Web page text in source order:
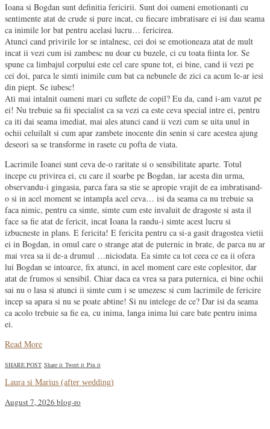
Ioana si Bogdan sunt definitia fericirii. Sunt doi oameni emotionanti cu
sentimente atat de crude si pure incat, cu fiecare imbratisare ei isi dau seama
ca inimile lor bat pentru acelasi lucru… fericirea.
Atunci cand privirile lor se intalnesc, cei doi se emotioneaza atat de mult
incat ii vezi cum isi zambesc nu doar cu buzele, ci cu toata fiinta lor. Se
spune ca limbajul corpului este cel care spune tot, ei bine, cand ii vezi pe
cei doi, parca le simti inimile cum bat ca nebunele de zici ca acum le-ar iesi
din piept. Se iubesc!
Ati mai intalnit oameni mari cu suflete de copil? Eu da, cand i-am vazut pe
ei! Nu trebuie sa fii specialist ca sa vezi ca este ceva special intre ei, pentru
ca iti dai seama imediat, mai ales atunci cand ii vezi cum se uita unul in
ochii celuilalt si cum apar zambete inocente din senin si care acestea ajung
deseori sa se transforme in rasete cu pofta de viata.
Lacrimile Ioanei sunt ceva de-o raritate si o sensibilitate aparte. Totul
incepe cu privirea ei, cu care il soarbe pe Bogdan, iar acesta din urma,
observandu-i gingasia, parca fara sa stie se apropie vrajit de ea imbratisand-
o si in acel moment se intampla acel ceva… isi da seama ca nu trebuie sa
faca nimic, pentru ca simte, simte cum este invaluit de dragoste si asta il
face sa fie atat de fericit, incat Ioana la randu-i simte acest lucru si
izbucneste in plans. E fericita! E fericita pentru ca si-a gasit dragostea vietii
ei in Bogdan, in omul care o strange atat de puternic in brate, de parca nu ar
mai vrea sa ii de-a drumul …niciodata. Ea simte ca tot ceea ce ea ii ofera
lui Bogdan se intoarce, fix atunci, in acel moment care este coplesitor, dar
atat de frumos si sensibil. Chiar daca ea vrea sa para puternica, ei bine ochii
sai nu o lasa si atunci ii simte cum i se umezesc si cum lacrimile de fericire
incep sa apara si nu se poate abtine! Si nu intelege de ce? Dar isi da seama
ca acolo trebuie sa fie ea, cu inima, langa inima lui care bate pentru inima
ei.
Read More
SHARE POST Share it Tweet it Pin it
Laura si Marius (after wedding)
August 7, 2026 blog-ro